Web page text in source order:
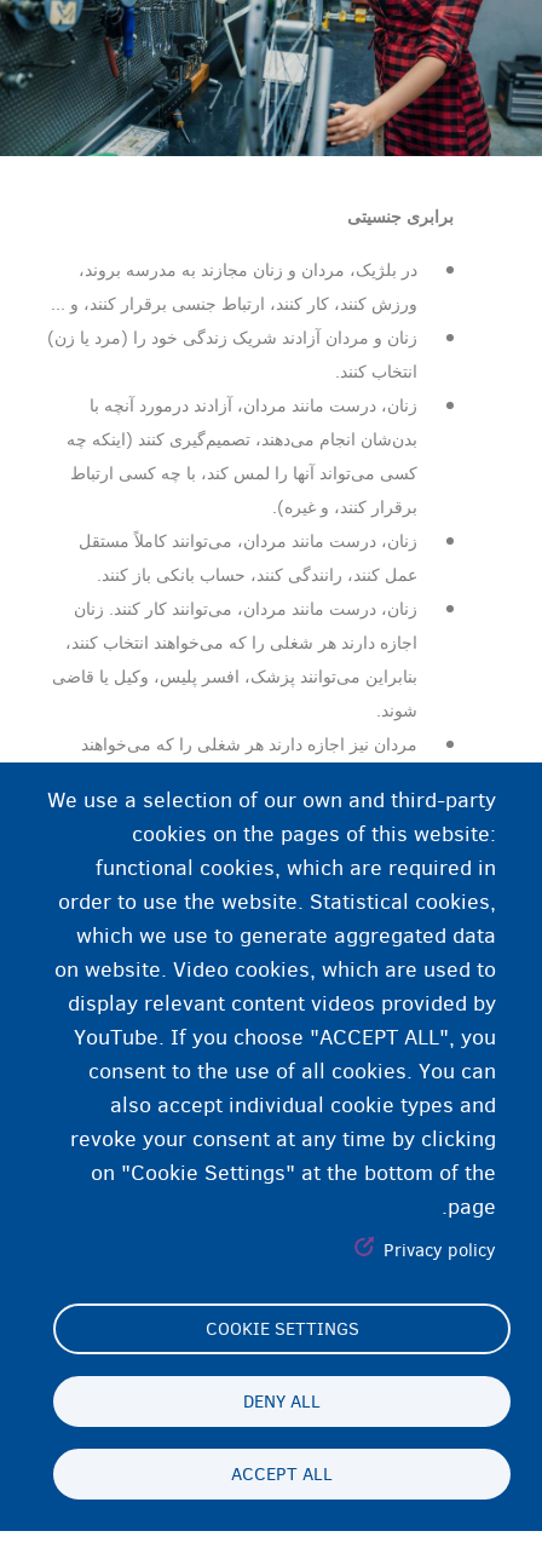
برابری جنسیتی
در بلژیک، مردان و زنان مجازند به مدرسه بروند،
ورزش کنند، کار کنند، ارتباط جنسی برقرار کنند، و ...
زنان و مردان آزادند شریک زندگی خود را (مرد یا زن)
انتخاب کنند.
زنان، درست مانند مردان، آزادند درمورد آنچه با
بدن‌شان انجام می‌دهند، تصمیم‌گیری کنند (اینکه چه
کسی می‌تواند آنها را لمس کند، با چه کسی ارتباط
برقرار کنند، و غیره).
زنان، درست مانند مردان، می‌توانند کاملاً مستقل
عمل کنند، رانندگی کنند، حساب بانکی باز کنند.
زنان، درست مانند مردان، می‌توانند کار کنند. زنان
اجازه دارند هر شغلی را که می‌خواهند انتخاب کنند،
بنابراین می‌توانند پزشک، افسر پلیس، وکیل یا قاضی
شوند.
مردان نیز اجازه دارند هر شغلی را که می‌خواهند
باشند.
آیا به اطلاعات یا کمک بیشتری نیاز دارید؟
اطلاعات بیشتر درباره حقوق و برابری جنسیتی
We use a selection of our own and third-party
cookies on the pages of this website:
functional cookies, which are required in
order to use the website. Statistical cookies,
which we use to generate aggregated data
on website. Video cookies, which are used to
display relevant content videos provided by
YouTube. If you choose "ACCEPT ALL", you
consent to the use of all cookies. You can
also accept individual cookie types and
revoke your consent at any time by clicking
on "Cookie Settings" at the bottom of the
page.
Privacy policy
COOKIE SETTINGS
DENY ALL
ACCEPT ALL
Footer
(menu)
Cookie Settings
حریم شخصی و رفع مسئولیت
FA
Persistent
menu